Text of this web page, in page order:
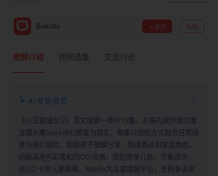
Bukids 关注 私信
视频介绍 视频选集 交流讨论
AI智能摘要
《小豆妮成长记》英文版第一季共13集，主角孔顺伊通过魔
法猫头鹰Seyo将幻想变为现实，每集以轻松方式融合日常场
景与奇幻冒险，帮助孩子理解分享、情绪表达和家庭角色。
动画采用色彩柔和的CGI风格，搭配简单儿歌，节奏适中，
适合2-6岁儿童观看。Netflix为主要播放平台，支持多语言